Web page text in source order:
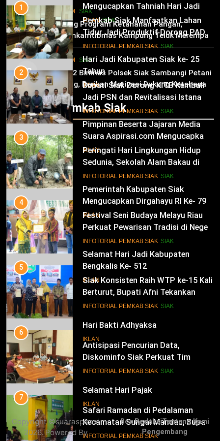
Mengucapkan Tahniah Hari Jadi
Kabupaten Siak Ke-25 Tahun
IKLAN SIAK
11
Hari Jadi Kabupaten Siak ke- 25
Tahun
IKLAN
12
Pimpinan Beserta Jajaran Media
Suara Aspirasi.com Mengucapkan
Selamat HUT RI Ke-79
IKLAN
13
Pemerintah Kabupaten Siak
Mengucapkan Dirgahayu RI Ke- 79
IKLAN
14
Selamat Hari Jadi Kabupaten
Bengkalis Ke- 512
IKLAN
15
Hari Bakti Adhyaksa
IKLAN
16
Selamat Hari Pajak
IKLAN
17
02
HUKRIM SIAK
Dukung Program Ketahanan Pangan,
Bhabinkamtibmas Kampung Teluk Merempan
Tinjau Tanaman Jagung Waga
03
HUKRIM SIAK
Panit 2 Binmas Polsek Siak Sambangi Petani
Jagung, Berikan Motivasi Dukung Ketahanan
Pangan Nasional
Infotorial Pemkab Siak
1
Pemkab Siak Manfaatkan Lahan
Tidur Jadi Produktif Dorong PAD
dan Kesejahteraan Warga
INFOTORIAL PEMKAB SIAK SIAK
2
Bupati Siak Dorong KITB Kembali
Jadi PSN dan Revitalisasi Istana
Kesultanan Siak
INFOTORIAL PEMKAB SIAK SIAK
3
Peringati Hari Lingkungan Hidup
Sedunia, Sekolah Alam Bakau di
Siak Cetak Generasi Penjaga
Pesisir
INFOTORIAL PEMKAB SIAK SIAK
4
Festival Seni Budaya Melayu Riau
Perkuat Pewarisan Tradisi di Negeri
Istana
INFOTORIAL PEMKAB SIAK SIAK
5
Siak Konsisten Raih WTP ke-15 Kali
Berturut, Bupati Afni Tekankan
Penguatan Tata Kelola Keuangan
INFOTORIAL PEMKAB SIAK SIAK
6
Antisipasi Pencurian Data,
Diskominfo Siak Perkuat Tim
Tanggap Insiden Siber Mendukung
INFOTORIAL PEMKAB SIAK SIAK
7
Safari Ramadan di Pedalaman
Kecamatan Sungai Mandau, Bupati
Siak Jemput Aspirasi Warga
INFOTORIAL PEMKAB SIAK
Copyright ©suaraspirasi
2026. Powered By
Box RedaksiTentang Kami
Pengembang